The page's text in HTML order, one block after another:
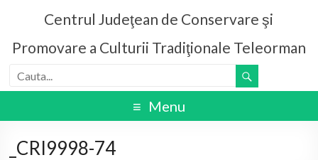
Centrul Judeţean de Conservare şi
Promovare a Culturii Tradiţionale Teleorman
Menu
_CRI9998-74